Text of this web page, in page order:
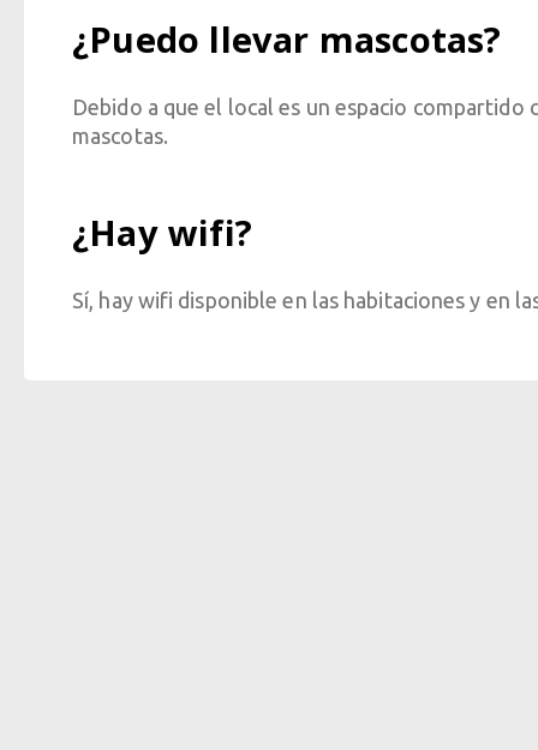
¿Puedo llevar mascotas?
Debido a que el local es un espacio
mascotas.
¿Hay wifi?
Sí, hay wifi disponible en las habitaciones y en